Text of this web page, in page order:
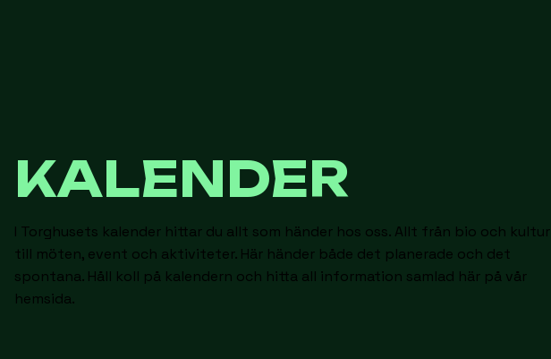
KALENDER
I Torghusets kalender hittar du allt som händer hos oss. Allt från bio och kultur
till möten, event och aktiviteter. Här händer både det planerade och det
spontana. Håll koll på kalendern och hitta all information samlad här på vår
hemsida.